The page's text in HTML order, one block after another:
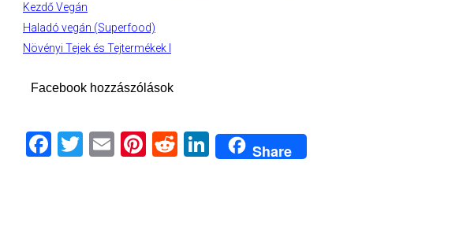
Kezdő Vegán
Haladó vegán (Superfood)
Növényi Tejek és Tejtermékek I
Facebook hozzászólások
Facebook
Twitter
EmailPinterest
RedditLinkedIn
Share